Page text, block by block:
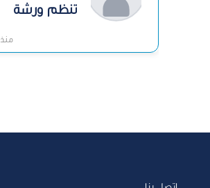
تنظم ورشة
منذ 2 أسبوع